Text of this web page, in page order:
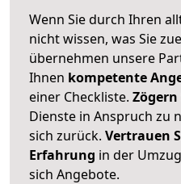
Wenn Sie durch Ihren
nicht wissen, was Sie
übernehmen unsere
Ihnen kompetente
einer Checkliste.
Dienste in Anspruch zu
sich zurück. Vertrauen
Erfahrung in der
sich Angebote.